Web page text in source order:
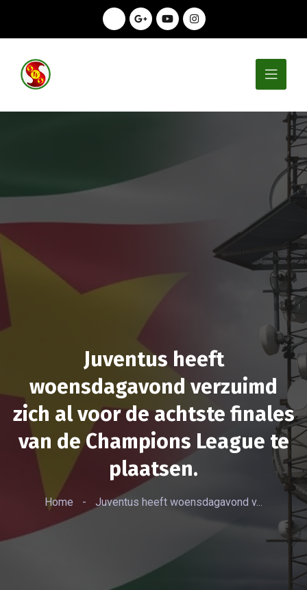
Juventus heeft
woensdagavond verzuimd
zich al voor de achtste finales
van de Champions League te
plaatsen.
Home - Juventus heeft woensdagavond v...